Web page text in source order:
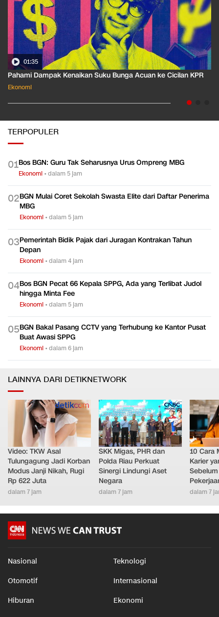
Pahami Dampak Kenaikan Suku Bunga Acuan ke Cicilan KPR
Ekonomi
TERPOPULER
Bos BGN: Guru Tak Seharusnya Urus Ompreng MBG
Ekonomi•dalam 5 jam
02BGN Mulai Coret Sekolah Swasta Elite dari Daftar Penerima
MBG
Ekonomi •dalam 5 jam
03Pemerintah Bidik Pajak dari Juragan Kontrakan Tahun
Depan
Ekonomi •dalam 4 jam
04Bos BGN Pecat 66 Kepala SPPG, Ada yang Terlibat Judol
hingga Minta Fee
Ekonomi •dalam 5 jam
05
Buat Awasi SPPG
Ekonomi
LAINNYA DARI DETIKNETWORK
Video: TKW Asal
Rp 622 Juta
dalam 7 jam
SKK Migas, PHR dan
Negara
10